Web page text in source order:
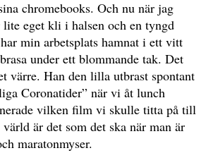
chromebooks. Och nu när jag
lite eget kli i halsen och en tyngd
min arbetsplats hamnat i ett vitt
under ett blommande tak. Det
värre. Han den lilla utbrast spontant
Coronatider” när vi åt lunch
vilken film vi skulle titta på till
är det som det ska när man är
maratonmyser.